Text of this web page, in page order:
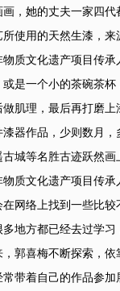
她的丈夫一家四代
用的天然生漆，来
质文化遗产项目传承
一个小的茶碗茶杯
肌理，最后再打磨
作品，少则数月，
古城等名胜古迹跃然
质文化遗产项目传承
络上找到一些比较
地方都已经去过学
喜梅不断探索，依
着自己的作品参加